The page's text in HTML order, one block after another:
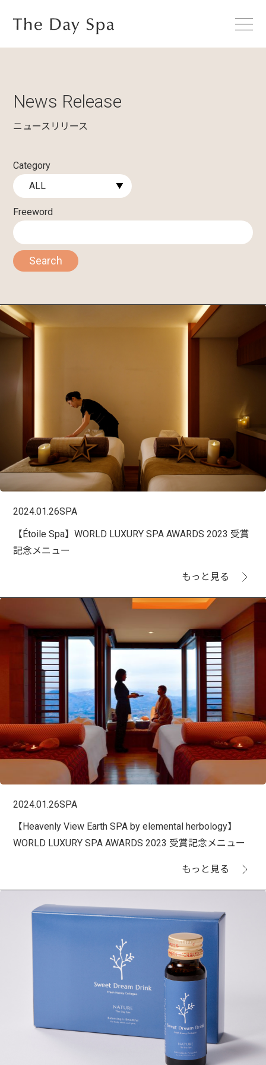
News Release
ニュースリリース
Category
Freeword
Search
2024.01.26SPA
【Étoile Spa】WORLD LUXURY SPA AWARDS 2023 受賞
記念メニュー
もっと見る
2024.01.26SPA
【Heavenly View Earth SPA by elemental herbology】
WORLD LUXURY SPA AWARDS 2023 受賞記念メニュー
もっと見る